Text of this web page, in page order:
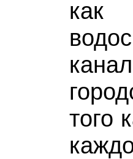
как
того